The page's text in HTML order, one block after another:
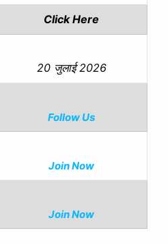
Click Here
20 जुलाई 2026
Follow Us
Join Now
Join Now